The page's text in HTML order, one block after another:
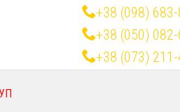
+38 (098)
+38 (050)
+38 (073)